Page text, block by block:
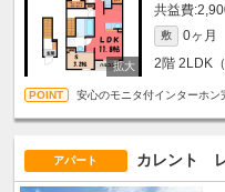
敷 0ヶ月
2階 2LDK
安心のモニタ付インターホ
アパート カレント